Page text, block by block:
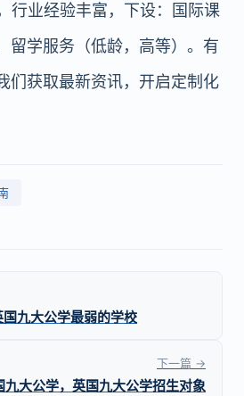
行业经验丰富，下设：国际课
留学服务（低龄，高等）。有
们获取最新资讯，开启定制化
九大公学最弱的学校
下一篇 →
九大公学，英国九大公学招生对象